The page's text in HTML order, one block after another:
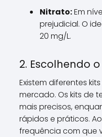
Nitrato:Em
prejudicial. O
20 mg/L.
2. Escolhendo
Existem diferentes
mercado. Os kits de
mais precisos,
rápidos e práticos.
frequência com que